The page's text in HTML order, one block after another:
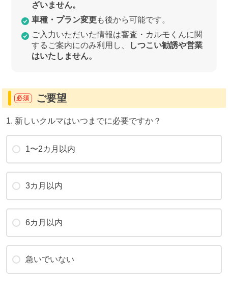
ざいません。
車種・プラン変更も後から可能です。
ご入力いただいた情報は審査・カルモくんに関
するご案内にのみ利用し、
しつこい勧誘や営業
はいたしません。
必須 ご要望
1. 新しいクルマはいつまでに必要ですか？
1〜2カ月以内
3カ月以内
6カ月以内
急いでいない